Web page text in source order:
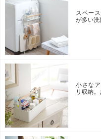
スペー
が多い洗
小さな
リ収納